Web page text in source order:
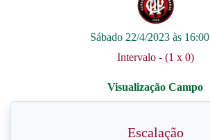
Sábado 22/4/2023 às 16:00
Intervalo - (1 x 0)
Escalação